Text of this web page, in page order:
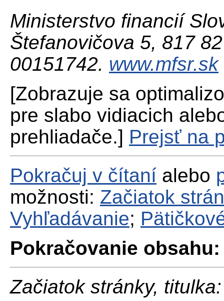
Ministerstvo financií
Štefanovičova 5, 817
00151742. www.mfsr.sk
[Zobrazuje sa
pre slabo vidiacich
prehliadače.] Prejsť na
Pokračuj v čítaní alebo
možnosti: Začiatok
Vyhľadávanie;
Pokračovanie obsahu:
Začiatok stránky, titulka: